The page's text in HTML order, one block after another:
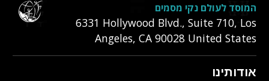
המוסד לעולם נקי מסמים
6331‎ Hollywood Blvd., Suite 710, Los
Angeles, CA 90028 United States
אודותינו